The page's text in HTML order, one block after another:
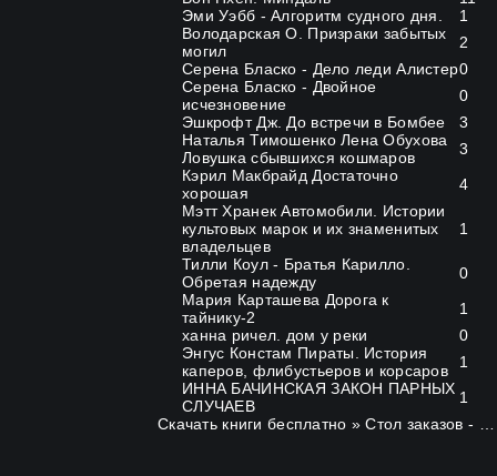
Эми Уэбб - Алгоритм судного дня.
1
Володарская О. Призраки забытых
могил
2
Серена Бласко - Дело леди Алистер0
Серена Бласко - Двойное
исчезновение
0
Эшкрофт Дж. До встречи в Бомбее
3
Наталья Тимошенко Лена Обухова
Ловушка сбывшихся кошмаров
3
Кэрил Макбрайд Достаточно
хорошая
4
Мэтт Хранек Автомобили. Истории
культовых марок и их знаменитых
владельцев
1
Тилли Коул - Братья Карилло.
Обретая надежду
0
Мария Карташева Дорога к
тайнику-2
1
ханна ричел. дом у реки
0
Энгус Констам Пираты. История
каперов, флибустьеров и корсаров
1
ИННА БАЧИНСКАЯ ЗАКОН ПАРНЫХ
СЛУЧАЕВ
1
Скачать книги бесплатно » Стол заказов - отказанные заказы